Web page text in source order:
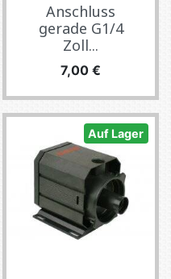
Anschluss
gerade G1/4
Zoll...
Preis
7,00 €
Auf Lager